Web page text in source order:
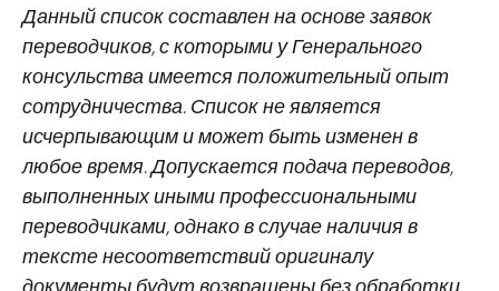
Данный список составлен на основе заявок
переводчиков, с которыми у Генерального
консульства имеется положительный опыт
сотрудничества. Список не является
исчерпывающим и может быть изменен в
любое время. Допускается подача переводов,
выполненных иными профессиональными
переводчиками, однако в случае наличия в
тексте несоответствий оригиналу